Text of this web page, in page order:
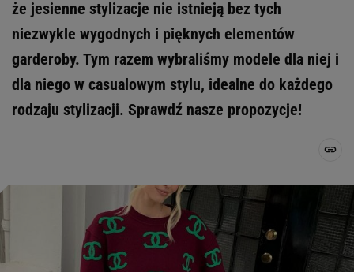
że jesienne stylizacje nie istnieją bez tych
niezwykle wygodnych i pięknych elementów
garderoby. Tym razem wybraliśmy modele dla niej i
dla niego w casualowym stylu, idealne do każdego
rodzaju stylizacji. Sprawdź nasze propozycje!